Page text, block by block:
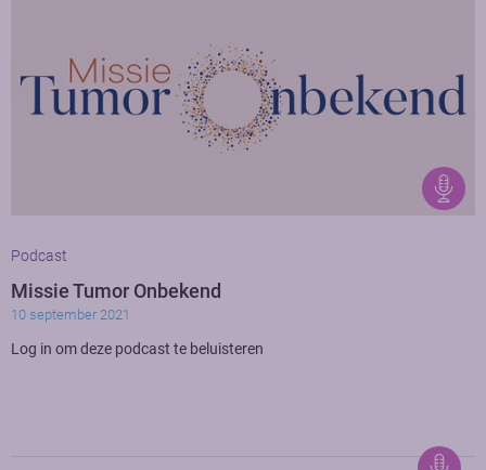
Podcast
Missie Tumor Onbekend
10 september 2021
Log in om deze podcast te beluisteren